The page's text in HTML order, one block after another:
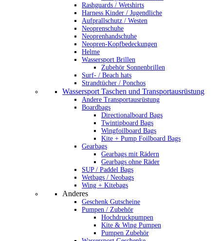
Rashguards / Wetshirts
Harness Kinder / Jugendliche
Aufprallschutz / Westen
Neoprenschuhe
Neoprenhandschuhe
Neopren-Kopfbedeckungen
Helme
Wassersport Brillen
Zubehör Sonnenbrillen
Surf- / Beach hats
Strandtücher / Ponchos
Wassersport Taschen und Transportausrüstung
Andere Transportausrüstung
Boardbags
Directionalboard Bags
Twintipboard Bags
Wingfoilboard Bags
Kite + Pump Foilboard Bags
Gearbags
Gearbags mit Rädern
Gearbags ohne Räder
SUP / Paddel Bags
Wetbags / Neobags
Wing + Kitebags
Anderes
Geschenk Gutscheine
Pumpen / Zubehör
Hochdruckpumpen
Kite & Wing Pumpen
Pumpen Zubehör